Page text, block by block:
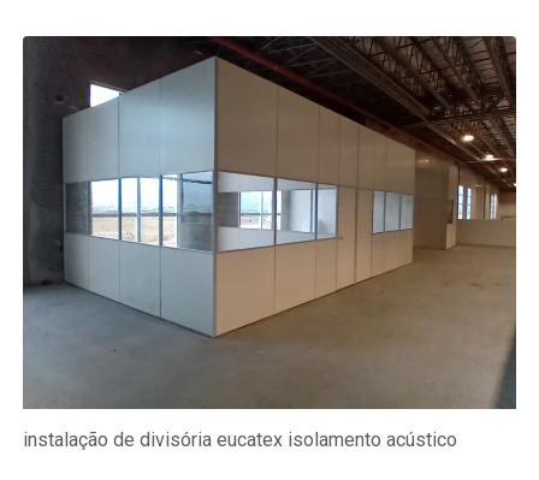
instalação de divisória eucatex isolamento acústico